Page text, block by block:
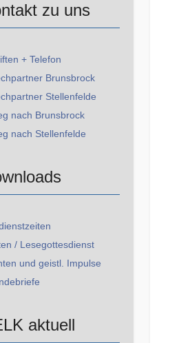
zu uns
+ Telefon
Brunsbrock
Stellenfelde
nach Brunsbrock
nach Stellenfelde
/ Lesegottesdienst
und geistl. Impulse
aktuell